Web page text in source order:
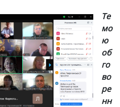
Те
мо
ю
об
го
во
ре
нн